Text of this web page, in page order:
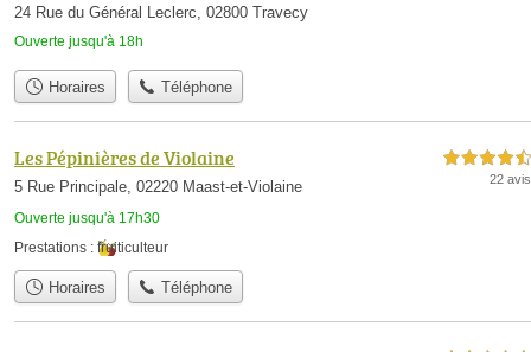
24 Rue du Général Leclerc, 02800 Travecy
Ouverte jusqu'à 18h
Horaires Téléphone
Les Pépinières de Violaine
5 Rue Principale, 02220 Maast-et-Violaine
Ouverte jusqu'à 17h30
4,5 étoiles sur 5
22 avis
Prestations : fruiticulteur
Horaires Téléphone